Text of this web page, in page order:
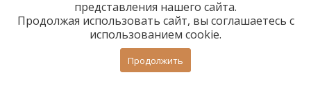
info@sk-veles.ru
Политика конфиденциальности
представления нашего сайта.
Продолжая использовать сайт, вы соглашаетесь с
использованием cookie.
Продолжить